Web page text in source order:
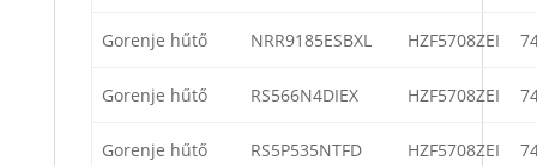
Gorenje hűtő NRR9185ESBXL HZF5708ZEI
Gorenje hűtő RS566N4DIEX HZF5708ZEI
Gorenje hűtő RS5P535NTFD HZF5708ZEI